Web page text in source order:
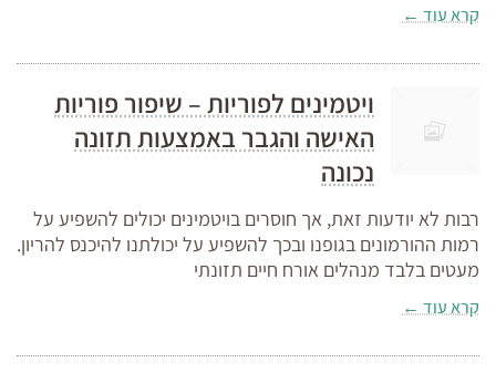
קרא עוד ←
ויטמינים לפוריות – שיפור פוריות
האישה והגבר באמצעות תזונה
נכונה
רבות לא יודעות זאת, אך חוסרים בויטמינים יכולים להשפיע על
רמות ההורמונים בגופנו ובכך להשפיע על יכולתנו להיכנס להריון.
מעטים בלבד מנהלים אורח חיים תזונתי
קרא עוד ←